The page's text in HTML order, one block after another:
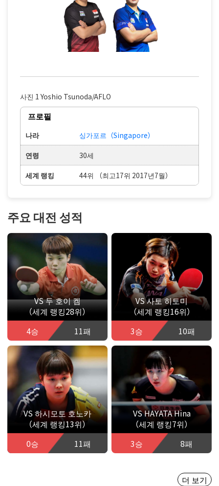
사진 1 Yoshio Tsunoda/AFLO
프로필
나라 싱가포르（Singapore）
연령 30세
세계 랭킹 44위 （최고17위 2017년7월）
주요 대전 성적
VS 두 호이 켐
（세계 랭킹28위）
4승
11패
VS 사토 히토미
（세계 랭킹16위）
3승
10패
VS 하시모토 호노카
（세계 랭킹13위）
0승
11패
VS HAYATA Hina
（세계 랭킹7위）
3승
8패
더 보기